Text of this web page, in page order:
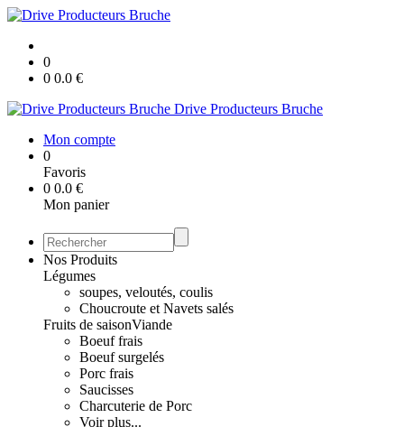
0
0 0.0 €
Drive Producteurs Bruche
Mon compte
0
Favoris
0 0.0 €
Mon panier
Nos Produits
Légumes
soupes, veloutés, coulis
Choucroute et Navets salés
Fruits de saisonViande
Boeuf frais
Boeuf surgelés
Porc frais
Saucisses
Charcuterie de Porc
Voir plus...